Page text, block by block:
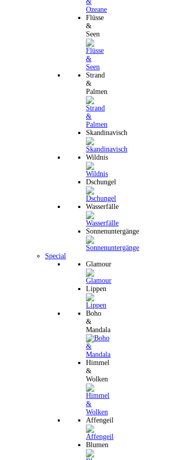
Flüsse
&
Seen
Strand
&
Palmen
Skandinavisch
Wildnis
Dschungel
Wasserfälle
Sonnenuntergänge
Special
Glamour
Lippen
Boho
&
Mandala
Himmel
&
Wolken
Affengeil
Blumen